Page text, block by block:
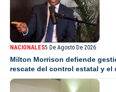
NACIONALES5 De Agosto De 2026
Milton Morrison defiende
rescate del control estatal y el